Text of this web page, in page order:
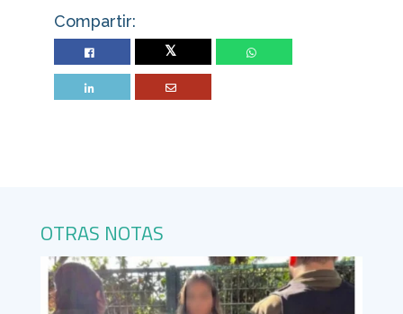
Compartir:
Twitter
OTRAS NOTAS